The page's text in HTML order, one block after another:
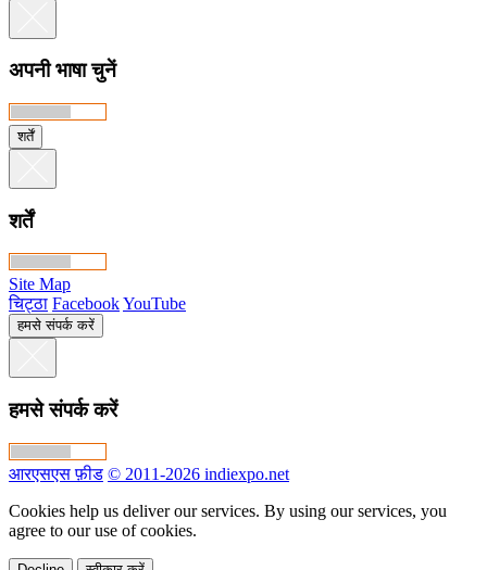
अपनी भाषा चुनें
शर्तें
शर्तें
Site Map
चिट्ठा FacebookYouTube
हमसे संपर्क करें
हमसे संपर्क करें
आरएसएस फ़ीड © 2011-2026 indiexpo.net
Cookies help us deliver our services. By using our services, you
agree to our use of cookies.